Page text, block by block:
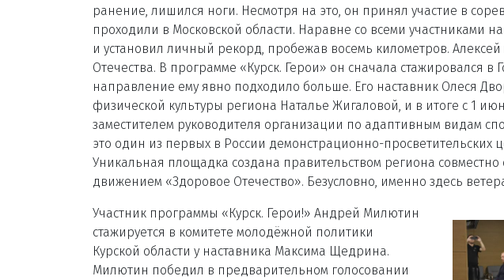
ранение, лишился ноги. Несмотря на это, он принял участие в
проходили в Московской области. Наравне со всеми участниками
и установил личный рекорд, пробежав восемь километров.
Отечества. В программе «Курск. Герои» он сначала стажировался в
направление ему явно подходило больше. Его наставник Олеся
физической культуры региона Наталье Жигаловой, и в итоге с 1
заместителем руководителя организации по адаптивным видам
это один из первых в России демонстрационно-просветительских
Уникальная площадка создана правительством региона
движением «Здоровое Отечество». Безусловно, именно здесь
Участник программы «Курск. Герои!» Андрей Милютин
стажируется в комитете молодёжной политики
Курской области у наставника Максима Щедрина.
Милютин победил в предварительном голосовании